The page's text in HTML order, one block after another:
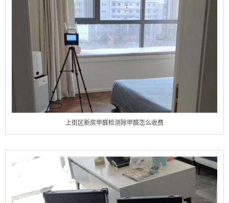
上街区新房甲醛检测除甲醛怎么收费